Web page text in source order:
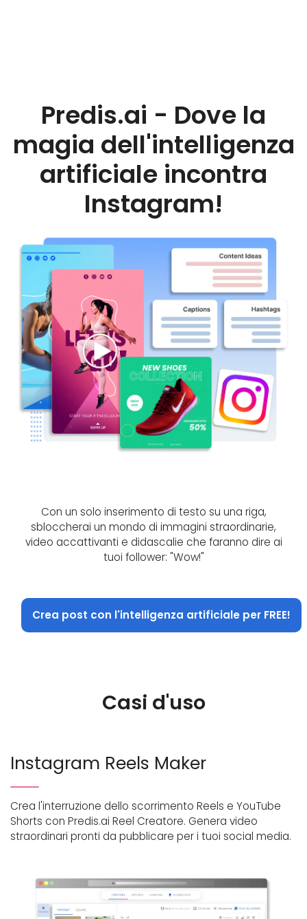
Predis.ai - Dove la
magia dell'intelligenza
artificiale incontra
Instagram!
Con un solo inserimento di testo su una riga,
sbloccherai un mondo di immagini straordinarie,
video accattivanti e didascalie che faranno dire ai
tuoi follower: "Wow!"
Crea post con l'intelligenza artificiale per FREE!
Casi d'uso
Instagram Reels Maker
Crea l'interruzione dello scorrimento Reels e YouTube
Shorts con Predis.ai Reel Creatore. Genera video
straordinari pronti da pubblicare per i tuoi social media.